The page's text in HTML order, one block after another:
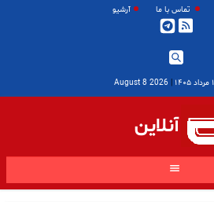
تماس با ما آرشیو
|
2026 August 8
آنلاین